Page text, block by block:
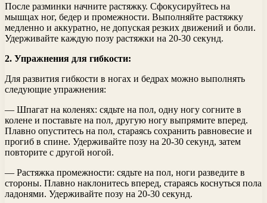
После разминки начните растяжку. Сфокусируйтесь на
мышцах ног, бедер и промежности. Выполняйте растяжку
медленно и аккуратно, не допуская резких движений и боли.
Удерживайте каждую позу растяжки на 20-30 секунд.
2. Упражнения для гибкости:
Для развития гибкости в ногах и бедрах можно выполнять
следующие упражнения:
— Шпагат на коленях: сядьте на пол, одну ногу согните в
колене и поставьте на пол, другую ногу выпрямите вперед.
Плавно опуститесь на пол, стараясь сохранить равновесие и
прогиб в спине. Удерживайте позу на 20-30 секунд, затем
повторите с другой ногой.
— Растяжка промежности: сядьте на пол, ноги разведите в
стороны. Плавно наклонитесь вперед, стараясь коснуться пола
ладонями. Удерживайте позу на 20-30 секунд.